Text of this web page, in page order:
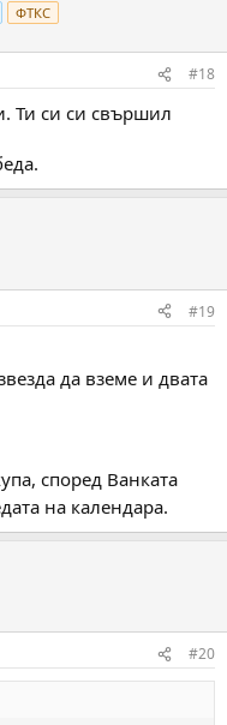
ФТКС
#18
Ти си си свършил
#19
да вземе и двата
според Ванката
на календара.
#20